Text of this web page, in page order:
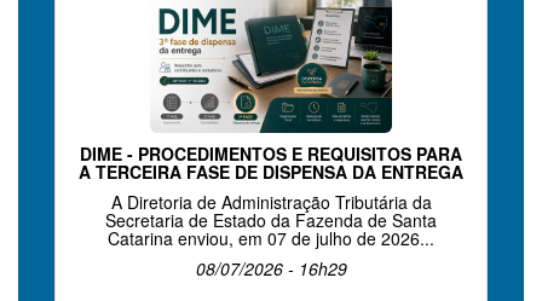
DIME - PROCEDIMENTOS E REQUISITOS PARA
A TERCEIRA FASE DE DISPENSA DA ENTREGA
A Diretoria de Administração Tributária da
Secretaria de Estado da Fazenda de Santa
Catarina enviou, em 07 de julho de 2026...
08/07/2026 - 16h29